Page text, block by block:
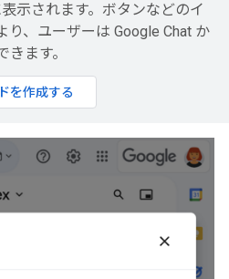
示されます。ボタンなどのイ
り、ユーザーは Google Chat か
ます。
を作成する